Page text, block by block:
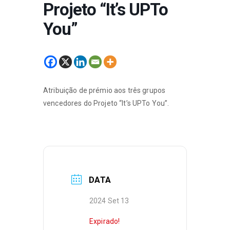
Projeto “It’s UPTo
You”
Atribuição de prémio aos três grupos
vencedores do Projeto “It’s UPTo You”.
DATA
2024 Set 13
Expirado!